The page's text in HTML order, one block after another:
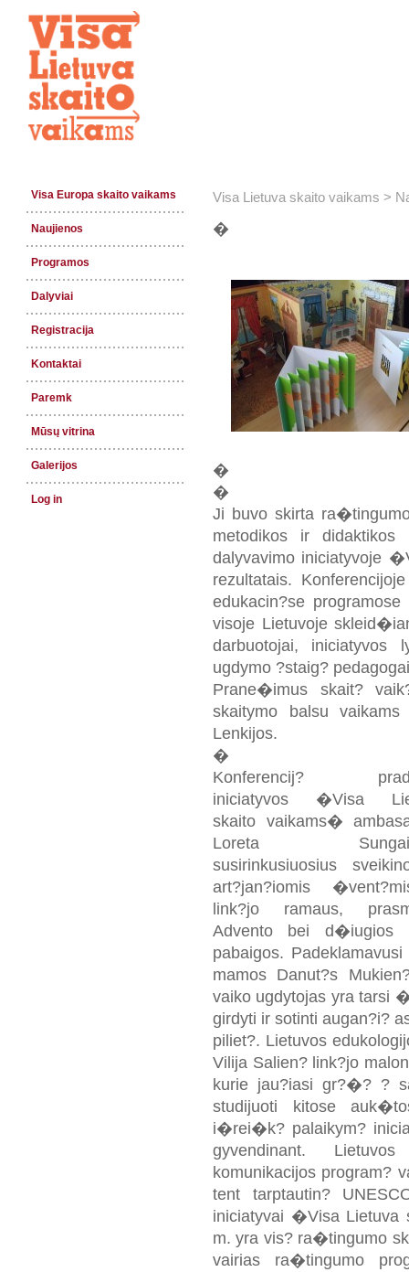
Visa Europa skaito vaikams
Naujienos
Programos
Dalyviai
Registracija
Kontaktai
Paremk
Mūsų vitrina
Galerijos
Log in
Visa Lietuva skaito vaikams >
�
�
�
Ji buvo skirta
metodikos ir didaktikos
dalyvavimo iniciatyvoje
rezultatais.
edukacin?se
visoje Lietuvoje
darbuotojai, iniciatyvos
ugdymo ?staig?
Prane�imus skait?
skaitymo balsu
Lenkijos.
�
Konferencij?
iniciatyvos �Visa
skaito vaikams�
Loreta
susirinkusiuosius
art?jan?iomis
link?jo ramaus,
Advento bei d�iugios
pabaigos. Padeklamavusi
mamos Danut?s
vaiko ugdytojas yra tarsi
girdyti ir sotinti augan?i?
piliet?. Lietuvos
Vilija Salien? link?jo
kurie jau?iasi gr?�? ?
studijuoti kitose
i�rei�k? palaikym?
gyvendinant.
komunikacijos program?
tent tarptautin?
iniciatyvai �Visa Lietuva
m. yra vis? ra�tingumo
vairias ra�tingumo